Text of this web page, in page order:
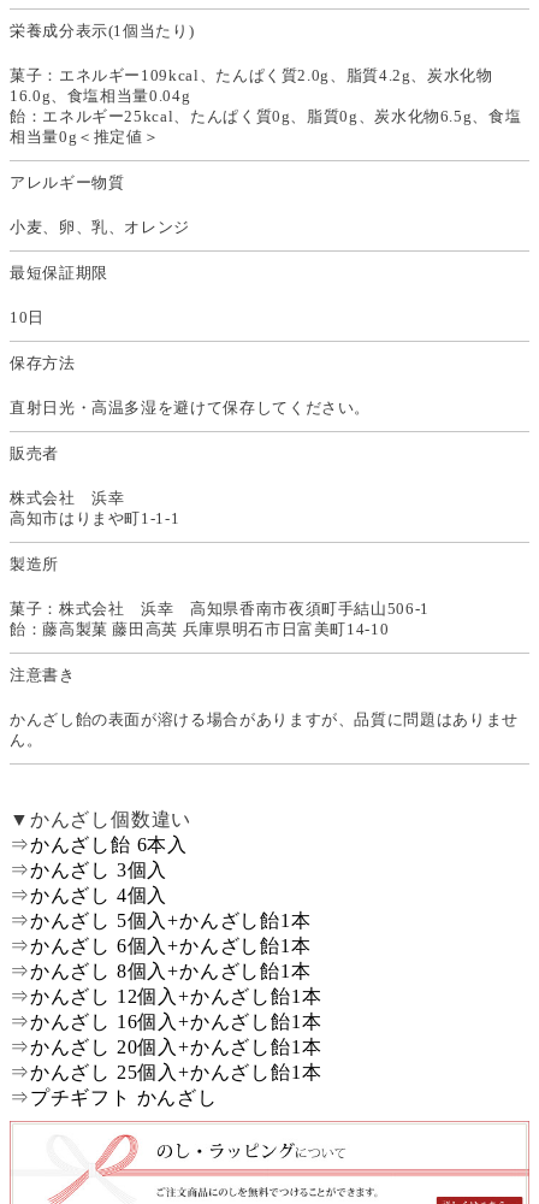
栄養成分表示(1個当たり)
菓子：エネルギー109kcal、たんぱく質2.0g、脂質4.2g、炭水化物
16.0g、食塩相当量0.04g
飴：エネルギー25kcal、たんぱく質0g、脂質0g、炭水化物6.5g、食塩
相当量0g＜推定値＞
アレルギー物質
小麦、卵、乳、オレンジ
最短保証期限
10日
保存方法
直射日光・高温多湿を避けて保存してください。
販売者
株式会社 浜幸
高知市はりまや町1-1-1
製造所
菓子：株式会社 浜幸 高知県香南市夜須町手結山506-1
飴：藤高製菓 藤田高英 兵庫県明石市日富美町14-10
注意書き
かんざし飴の表面が溶ける場合がありますが、品質に問題はありませ
ん。
▼かんざし個数違い
⇒かんざし飴 6本入
⇒かんざし 3個入
⇒かんざし 4個入
⇒かんざし 5個入+かんざし飴1本
⇒かんざし 6個入+かんざし飴1本
⇒かんざし 8個入+かんざし飴1本
⇒かんざし 12個入+かんざし飴1本
⇒かんざし 16個入+かんざし飴1本
⇒かんざし 20個入+かんざし飴1本
⇒かんざし 25個入+かんざし飴1本
⇒プチギフト かんざし